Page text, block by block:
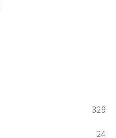
329
24